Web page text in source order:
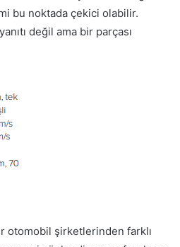
bu noktada çekici olabilir.
değil ama bir parçası
otomobil şirketlerinden farklı